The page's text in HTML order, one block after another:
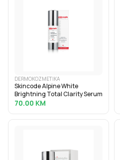
DERMOKOZMETIKA
Skincode Alpine White
Brightning Total Clarity Serum
70.00 KM